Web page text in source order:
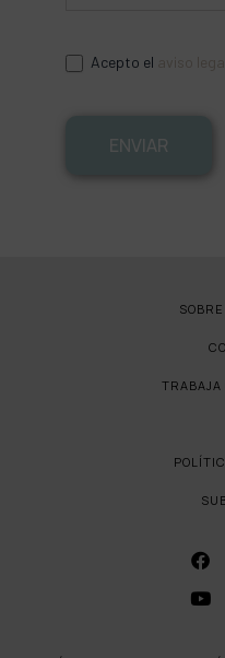
Acepto el
ENVIAR
TRABAJA